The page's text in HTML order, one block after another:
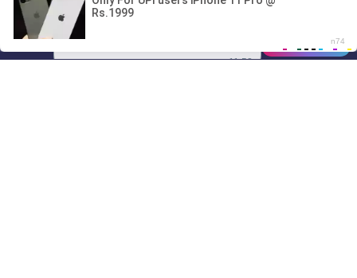
01/07
00:00